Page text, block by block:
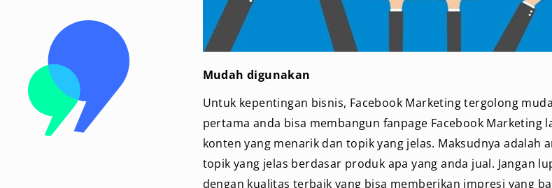
Mudah digunakan
Untuk kepentingan bisnis, Facebook Marketing tergolong
pertama anda bisa membangun fanpage Facebook Marketing
konten yang menarik dan topik yang jelas. Maksudnya adalah
topik yang jelas berdasar produk apa yang anda jual. Jangan
dengan kualitas terbaik yang bisa memberikan impresi yang